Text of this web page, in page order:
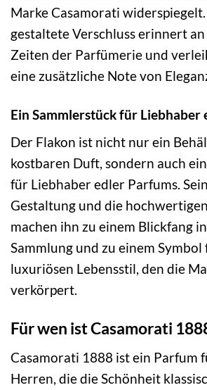
Marke Casamorati
gestaltete Verschluss erinnert
Zeiten der Parfümerie und
eine zusätzliche Note von
Ein Sammlerstück für Liebhaber
Der Flakon ist nicht nur ein
kostbaren Duft, sondern auch
für Liebhaber edler Parfums.
Gestaltung und die
machen ihn zu einem Blickfang
Sammlung und zu einem Symbol
luxuriösen Lebensstil, den die
verkörpert.
Für wen ist Casamorati
Casamorati 1888 ist ein Parfum
Herren, die die Schönheit